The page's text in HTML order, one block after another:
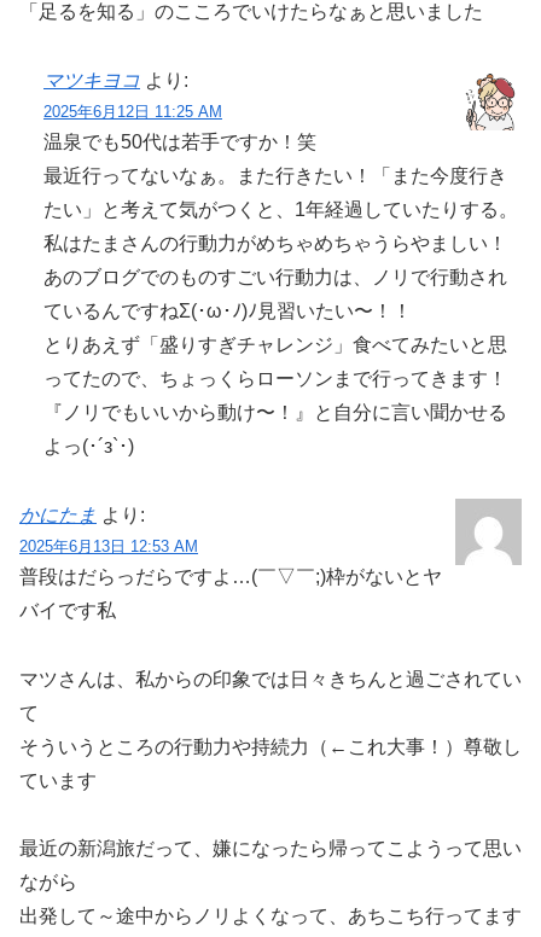
「足るを知る」のこころでいけたらなぁと思いました
マツキヨコ より:
2025年6月12日 11:25 AM
温泉でも50代は若手ですか！笑
最近行ってないなぁ。また行きたい！「また今度行き
たい」と考えて気がつくと、1年経過していたりする。
私はたまさんの行動力がめちゃめちゃうらやましい！
あのブログでのものすごい行動力は、ノリで行動され
ているんですねΣ(･ω･ﾉ)ﾉ見習いたい〜！！
とりあえず「盛りすぎチャレンジ」食べてみたいと思
ってたので、ちょっくらローソンまで行ってきます！
『ノリでもいいから動け〜！』と自分に言い聞かせる
よっ(･´з`･)
かにたま より:
2025年6月13日 12:53 AM
普段はだらっだらですよ…(￣▽￣;)枠がないとヤ
バイです私
マツさんは、私からの印象では日々きちんと過ごされてい
て
そういうところの行動力や持続力（←これ大事！）尊敬し
ています
最近の新潟旅だって、嫌になったら帰ってこようって思い
ながら
出発して～途中からノリよくなって、あちこち行ってます